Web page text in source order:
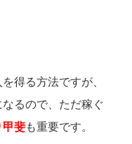
得る方法ですが、
るので、ただ稼ぐ
甲斐も重要です。